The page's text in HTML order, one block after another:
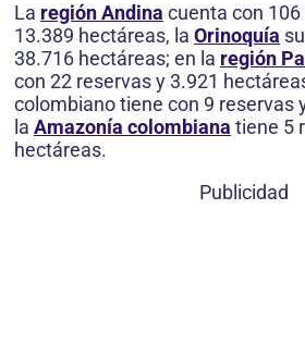
La región Andina cuenta con
13.389 hectáreas, la Orinoquía
38.716 hectáreas; en la región
con 22 reservas y 3.921
colombiano tiene con 9 reservas
la Amazonía colombiana tiene 5
hectáreas.
Publicidad